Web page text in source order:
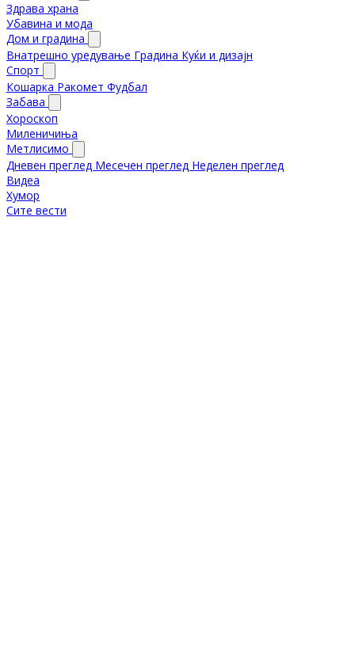
Здрава храна
Убавина и мода
Дом и градина
Внатрешно уредување Градина Куќи и дизајн
Спорт
Кошарка Ракомет Фудбал
Забава
Хороскоп
Миленичиња
Метлисимо
Дневен преглед Месечен преглед Неделен преглед
Видеа
Хумор
Сите вести